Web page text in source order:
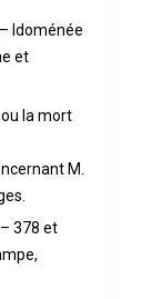
Idoménée
et
la mort
M.
378 et